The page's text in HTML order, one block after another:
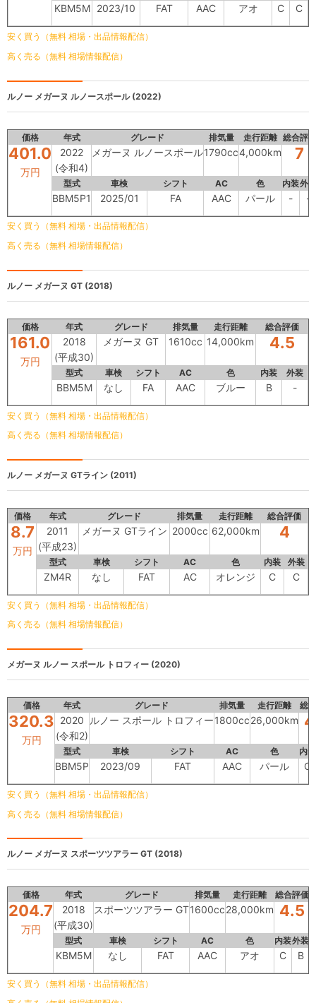
KBM5M 2023/10 FAT AAC アオ C C
安く買う（無料 相場・出品情報配信）
高く売る（無料 相場情報配信）
ルノー メガーヌ ルノースポール (2022)
価格 年式 グレード 排気量 走行距離 総合評価
401.0
万円
2022
(令和4)
メガーヌ ルノースポール1790cc4,000km 7
型式 車検 シフト AC 色 内装外装
BBM5P1 2025/01 FA AAC パール - -
安く買う（無料 相場・出品情報配信）
高く売る（無料 相場情報配信）
ルノー メガーヌ GT (2018)
価格 年式 グレード 排気量 走行距離 総合評価
161.0
万円
2018
(平成30)
メガーヌ GT 1610cc 14,000km 4.5
型式 車検 シフト AC 色 内装 外装
BBM5M なし FA AAC ブルー B -
安く買う（無料 相場・出品情報配信）
高く売る（無料 相場情報配信）
ルノー メガーヌ GTライン (2011)
価格 年式 グレード 排気量 走行距離 総合評価
8.7
万円
2011
(平成23)
メガーヌ GTライン 2000cc 62,000km 4
型式 車検 シフト AC 色 内装 外装
ZM4R なし FAT AC オレンジ C C
安く買う（無料 相場・出品情報配信）
高く売る（無料 相場情報配信）
メガーヌ ルノー スポール トロフィー (2020)
価格 年式 グレード 排気量 走行距離 総
320.3
万円
2020
(令和2)
ルノー スポール トロフィー1800cc26,000km
型式 車検 シフト AC 色 内装
BBM5P 2023/09 FAT AAC パール C
安く買う（無料 相場・出品情報配信）
高く売る（無料 相場情報配信）
ルノー メガーヌ スポーツツアラー GT (2018)
価格 年式 グレード 排気量 走行距離 総合評価
204.7
万円
2018
(平成30)
スポーツツアラー GT1600cc28,000km 4.5
型式 車検 シフト AC 色 内装外装
KBM5M なし FAT AAC アオ C B
安く買う（無料 相場・出品情報配信）